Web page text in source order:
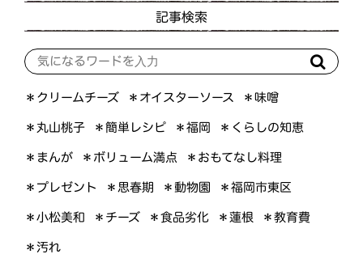
記事検索
＊クリームチーズ ＊オイスターソース ＊味噌
＊丸山桃子 ＊簡単レシピ ＊福岡 ＊くらしの知恵
＊まんが ＊ボリューム満点 ＊おもてなし料理
＊プレゼント ＊思春期 ＊動物園 ＊福岡市東区
＊小松美和 ＊チーズ ＊食品劣化 ＊蓮根 ＊教育費
＊汚れ